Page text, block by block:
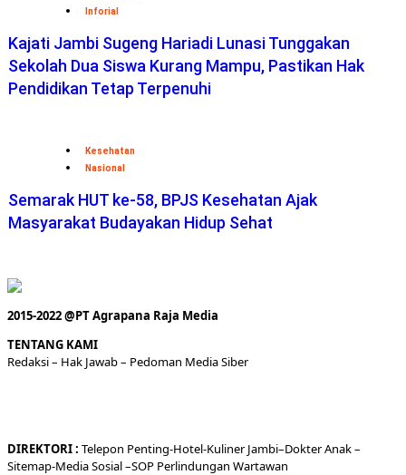
Inforial
Kajati Jambi Sugeng Hariadi Lunasi Tunggakan
Sekolah Dua Siswa Kurang Mampu, Pastikan Hak
Pendidikan Tetap Terpenuhi
Kesehatan
Nasional
Semarak HUT ke-58, BPJS Kesehatan Ajak
Masyarakat Budayakan Hidup Sehat
2015-2022 @PT Agrapana Raja Media
TENTANG KAMI
Redaksi– Hak Jawab – Pedoman Media Siber
DIREKTORI: Telepon Penting-Hotel-KulinerJambi–DokterAnak –
Sitemap-Media Sosial –SOP Perlindungan Wartawan